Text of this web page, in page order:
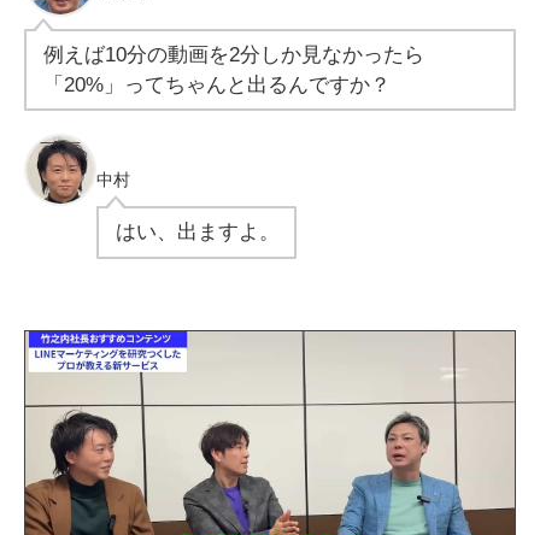
例えば10分の動画を2分しか見なかったら
「20%」ってちゃんと出るんですか？
中村
はい、出ますよ。